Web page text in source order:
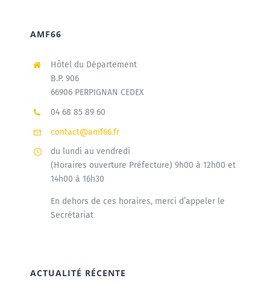
AMF66
Hôtel du Département
B.P. 906
66906 PERPIGNAN CEDEX
04 68 85 89 60
contact@amf66.fr
du lundi au vendredi
(Horaires ouverture Préfecture) 9h00 à 12h00 et
14h00 à 16h30
En dehors de ces horaires, merci d’appeler le
Secrétariat
ACTUALITÉ RÉCENTE